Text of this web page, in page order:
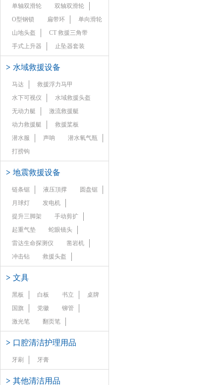
单轴双滑轮
双轴双滑轮
O型钢锁
扁带环
单向滑轮
山地头盔
CT 救援三角带
手式上升器
止坠器套装
> 水域救援设备
马达
救援浮力马甲
水下可视仪
水域救援头盔
无动力艇
激流救援艇
动力救援艇
救援桨板
潜水服
声呐
潜水氧气瓶
打捞钩
> 地震救援设备
链条锯 液压頂撑
圆盘锯
月球灯
发电机
提升三脚架
手动剪扩
起重气垫
蛇眼镜头
雷达生命探测仪
凿岩机
冲击钻
救援头盔
> 文具
黑板 白板 书立
桌牌
国旗
党徽
铆管
激光笔
翻页笔
> 口腔清洁护理用品
牙刷 牙膏
> 其他清洁用品